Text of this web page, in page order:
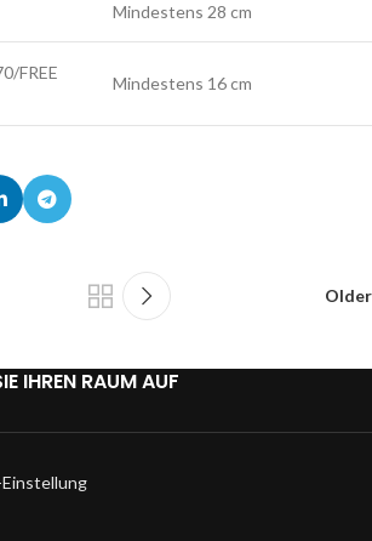
Mindestens 28 cm
FREE
Mindestens 16 cm
Older
IHREN RAUM AUF